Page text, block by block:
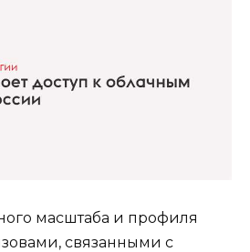
масштаба и профиля
связанными с